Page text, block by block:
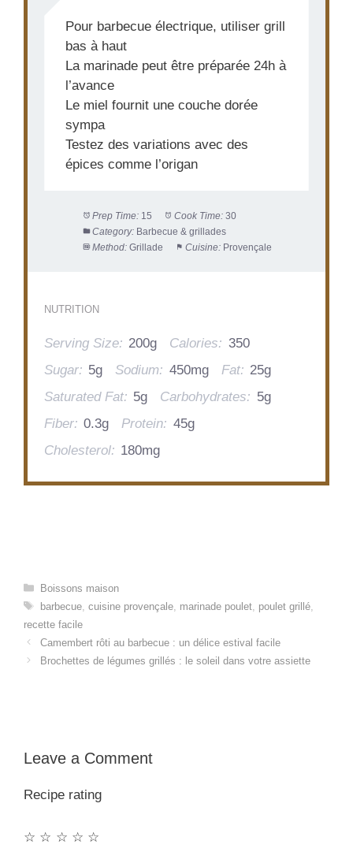
Pour barbecue électrique, utiliser grill
bas à haut
La marinade peut être préparée 24h à
l’avance
Le miel fournit une couche dorée
sympa
Testez des variations avec des
épices comme l’origan
Prep Time: 15 Cook Time: 30
Category: Barbecue & grillades
Method: Grillade Cuisine: Provençale
NUTRITION
Serving Size: 200g Calories: 350
Sugar: 5g Sodium: 450mg Fat: 25g
Saturated Fat: 5g Carbohydrates: 5g
Fiber: 0.3g Protein: 45g
Cholesterol: 180mg
Categories
Boissons maison
Tags
barbecue, cuisine provençale, marinade poulet, poulet grillé,
recette facile
Camembert rôti au barbecue : un délice estival facile
Brochettes de légumes grillés : le soleil dans votre assiette
Leave a Comment
Recipe rating
☆
☆
☆
☆
☆